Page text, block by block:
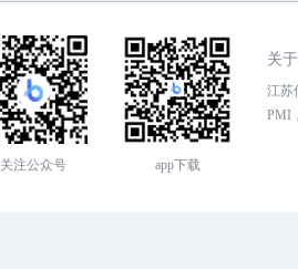
关注公众号 app下载
关
江苏
PMI